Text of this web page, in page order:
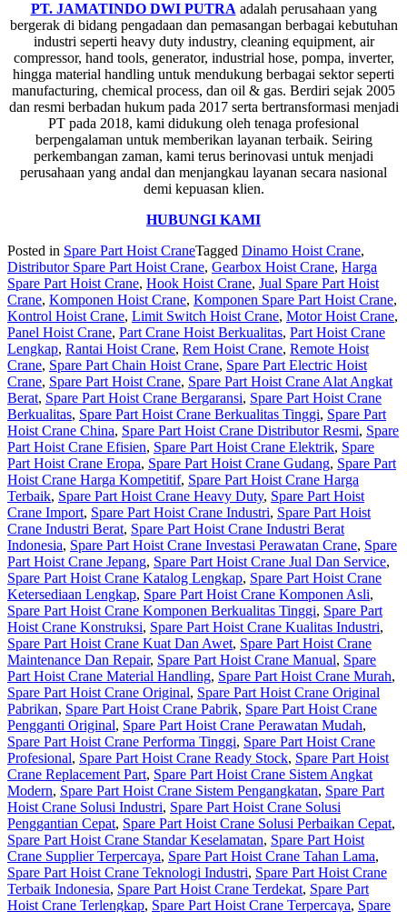
PT. JAMATINDO DWI PUTRA adalah perusahaan yang
bergerak di bidang pengadaan dan pemasangan berbagai kebutuhan
industri seperti heavy duty industry, cleaning equipment, air
compressor, hand tools, generator, industrial hose, pompa, inverter,
hingga material handling untuk mendukung berbagai sektor seperti
manufacturing, chemical process, dan oil & gas. Berdiri sejak 2005
dan resmi berbadan hukum pada 2017 serta bertransformasi menjadi
PT pada 2018, kami didukung oleh tenaga profesional
berpengalaman untuk memberikan layanan terbaik. Seiring
perkembangan zaman, kami terus berinovasi untuk menjadi
perusahaan yang andal dan menjangkau layanan secara nasional
demi kepuasan klien.
HUBUNGI KAMI
Posted in Spare Part Hoist CraneTagged Dinamo Hoist Crane,
Distributor Spare Part Hoist Crane, Gearbox Hoist Crane, Harga
Spare Part Hoist Crane, Hook Hoist Crane, Jual Spare Part Hoist
Crane, Komponen Hoist Crane, Komponen Spare Part Hoist Crane,
Kontrol Hoist Crane, Limit Switch Hoist Crane, Motor Hoist Crane,
Panel Hoist Crane, Part Crane Hoist Berkualitas, Part Hoist Crane
Lengkap, Rantai Hoist Crane, Rem Hoist Crane, Remote Hoist
Crane, Spare Part Chain Hoist Crane, Spare Part Electric Hoist
Crane, Spare Part Hoist Crane, Spare Part Hoist Crane Alat Angkat
Berat, Spare Part Hoist Crane Bergaransi, Spare Part Hoist Crane
Berkualitas, Spare Part Hoist Crane Berkualitas Tinggi, Spare Part
Hoist Crane China, Spare Part Hoist Crane Distributor Resmi, Spare
Part Hoist Crane Efisien, Spare Part Hoist Crane Elektrik, Spare
Part Hoist Crane Eropa, Spare Part Hoist Crane Gudang, Spare Part
Hoist Crane Harga Kompetitif, Spare Part Hoist Crane Harga
Terbaik, Spare Part Hoist Crane Heavy Duty, Spare Part Hoist
Crane Import, Spare Part Hoist Crane Industri, Spare Part Hoist
Crane Industri Berat, Spare Part Hoist Crane Industri Berat
Indonesia, Spare Part Hoist Crane Investasi Perawatan Crane, Spare
Part Hoist Crane Jepang, Spare Part Hoist Crane Jual Dan Service,
Spare Part Hoist Crane Katalog Lengkap, Spare Part Hoist Crane
Ketersediaan Lengkap, Spare Part Hoist Crane Komponen Asli,
Spare Part Hoist Crane Komponen Berkualitas Tinggi, Spare Part
Hoist Crane Konstruksi, Spare Part Hoist Crane Kualitas Industri,
Spare Part Hoist Crane Kuat Dan Awet, Spare Part Hoist Crane
Maintenance Dan Repair, Spare Part Hoist Crane Manual, Spare
Part Hoist Crane Material Handling, Spare Part Hoist Crane Murah,
Spare Part Hoist Crane Original, Spare Part Hoist Crane Original
Pabrikan, Spare Part Hoist Crane Pabrik, Spare Part Hoist Crane
Pengganti Original, Spare Part Hoist Crane Perawatan Mudah,
Spare Part Hoist Crane Performa Tinggi, Spare Part Hoist Crane
Profesional, Spare Part Hoist Crane Ready Stock, Spare Part Hoist
Crane Replacement Part, Spare Part Hoist Crane Sistem Angkat
Modern, Spare Part Hoist Crane Sistem Pengangkatan, Spare Part
Hoist Crane Solusi Industri, Spare Part Hoist Crane Solusi
Penggantian Cepat, Spare Part Hoist Crane Solusi Perbaikan Cepat,
Spare Part Hoist Crane Standar Keselamatan, Spare Part Hoist
Crane Supplier Terpercaya, Spare Part Hoist Crane Tahan Lama,
Spare Part Hoist Crane Teknologi Industri, Spare Part Hoist Crane
Terbaik Indonesia, Spare Part Hoist Crane Terdekat, Spare Part
Hoist Crane Terlengkap, Spare Part Hoist Crane Terpercaya, Spare